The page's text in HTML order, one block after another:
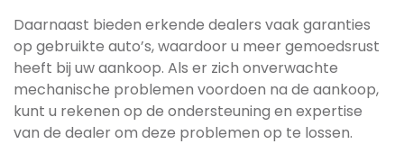
Daarnaast bieden erkende dealers vaak garanties
op gebruikte auto’s, waardoor u meer gemoedsrust
heeft bij uw aankoop. Als er zich onverwachte
mechanische problemen voordoen na de aankoop,
kunt u rekenen op de ondersteuning en expertise
van de dealer om deze problemen op te lossen.